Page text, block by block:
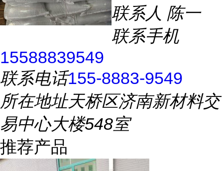
联系人 陈一
联系手机
15588839549
联系电话155-8883-9549
所在地址天桥区济南新材料交
易中心大楼548室
推荐产品